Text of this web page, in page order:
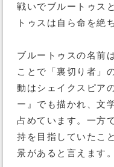
戦いでブルートゥス
トゥスは自ら命を絶
ブルートゥスの名前
ことで「裏切り者」
動はシェイクスピア
ー』でも描かれ、文
占めています。一方
持を目指していたこ
景があると言えます。